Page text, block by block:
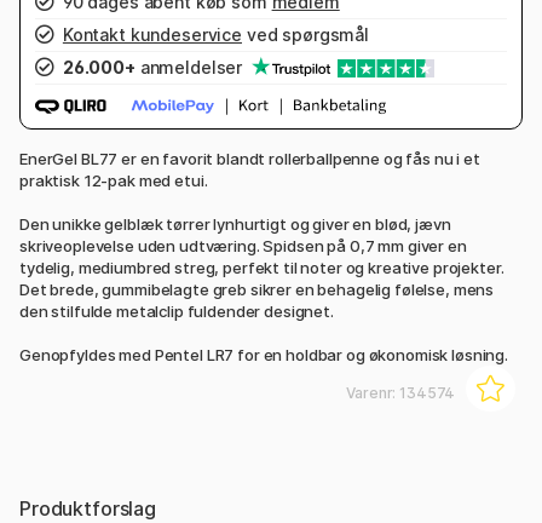
Kontakt kundeservice ved spørgsmål
26.000+ anmeldelser
EnerGel BL77 er en favorit blandt rollerballpenne og fås nu i et
praktisk 12-pak med etui.
Den unikke gelblæk tørrer lynhurtigt og giver en blød, jævn
skriveoplevelse uden udtværing. Spidsen på 0,7 mm giver en
tydelig, mediumbred streg, perfekt til noter og kreative projekter.
Det brede, gummibelagte greb sikrer en behagelig følelse, mens
den stilfulde metalclip fuldender designet.
Genopfyldes med Pentel LR7 for en holdbar og økonomisk løsning.
Varenr: 134574
Produktforslag